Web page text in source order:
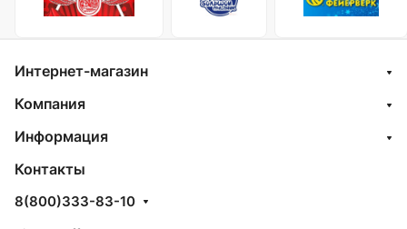
Интернет-магазин
Компания
Информация
Контакты
8(800)333-83-10